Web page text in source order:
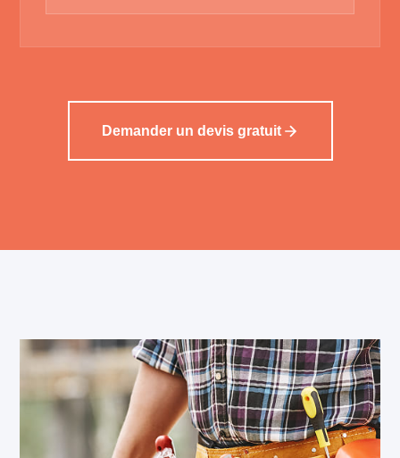
Demander un devis gratuit